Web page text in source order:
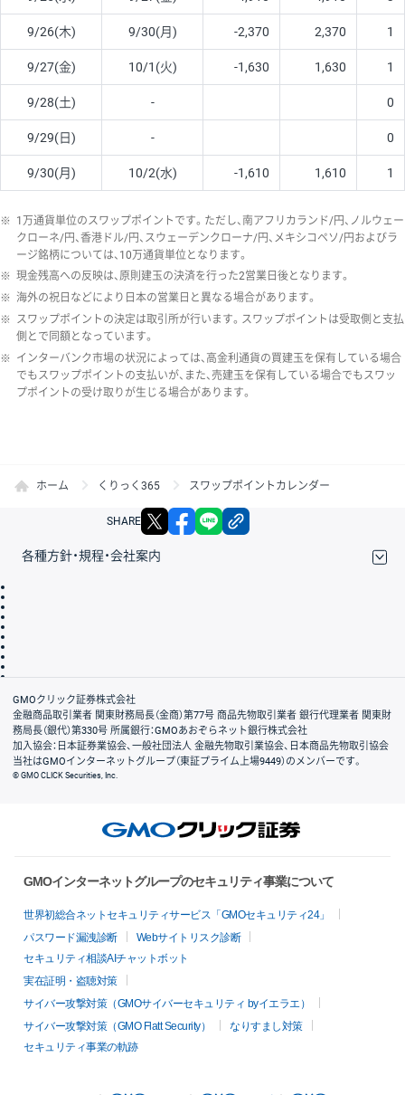
9/26(木) 9/30(月) -2,370 2,370 1
9/27(金) 10/1(火) -1,630 1,630 1
9/28(土) - 0
9/29(日) - 0
9/30(月) 10/2(水) -1,610 1,610 1
※ 1万通貨単位のスワップポイントです。ただし、南アフリカランド/円、ノルウェー
クローネ/円、香港ドル/円、スウェーデンクローナ/円、メキシコペソ/円およびラ
ージ銘柄については、10万通貨単位となります。
※ 現金残高への反映は、原則建玉の決済を行った2営業日後となります。
※ 海外の祝日などにより日本の営業日と異なる場合があります。
※ スワップポイントの決定は取引所が行います。スワップポイントは受取側と支払
側とで同額となっています。
※ インターバンク市場の状況によっては、高金利通貨の買建玉を保有している場合
でもスワップポイントの支払いが、また、売建玉を保有している場合でもスワッ
プポイントの受け取りが生じる場合があります。
ホーム くりっく365 スワップポイントカレンダー
SHARE X facebook
各種方針・規程・会社案内
会社案内
GMOクリック証券株式会社
金融商品取引業者 関東財務局長（金商）第77号 商品先物取引業者 銀行代理業者 関東財
務局長（銀代）第330号 所属銀行：GMOあおぞらネット銀行株式会社
加入協会：日本証券業協会、一般社団法人 金融先物取引業協会、日本商品先物取引協会
当社はGMOインターネットグループ（東証プライム上場9449）のメンバーです。
© GMO CLICK Securities, Inc.
GMOインターネットグループのセキュリティ事業について
世界初総合ネットセキュリティサービス「GMOセキュリティ24」
パスワード漏洩診断
Webサイトリスク診断
セキュリティ相談AIチャットボット
実在証明・盗聴対策
サイバー攻撃対策（GMOサイバーセキュリティ byイエラエ）
サイバー攻撃対策（GMO Flatt Security）
なりすまし対策
セキュリティ事業の軌跡